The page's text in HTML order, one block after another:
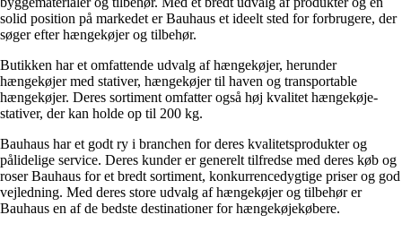
solid position på markedet er Bauhaus et ideelt sted for forbrugere, der
søger efter hængekøjer og tilbehør.
Butikken har et omfattende udvalg af hængekøjer, herunder
hængekøjer med stativer, hængekøjer til haven og transportable
hængekøjer. Deres sortiment omfatter også høj kvalitet hængekøje-
stativer, der kan holde op til 200 kg.
Bauhaus har et godt ry i branchen for deres kvalitetsprodukter og
pålidelige service. Deres kunder er generelt tilfredse med deres køb og
roser Bauhaus for et bredt sortiment, konkurrencedygtige priser og god
vejledning. Med deres store udvalg af hængekøjer og tilbehør er
Bauhaus en af de bedste destinationer for hængekøjekøbere.